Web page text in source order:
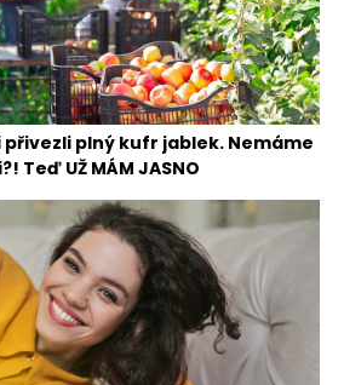
přivezli plný kufr jablek. Nemáme
Teď UŽ MÁM JASNO